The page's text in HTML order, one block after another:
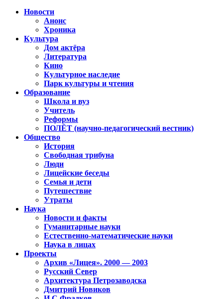
Новости
Анонс
Хроника
Культура
Дом актёра
Литература
Кино
Культурное наследие
Парк культуры и чтения
Образование
Школа и вуз
Учитель
Реформы
ПОЛЁТ (научно-педагогический вестник)
Общество
История
Свободная трибуна
Люди
Лицейские беседы
Семья и дети
Путешествие
Утраты
Наука
Новости и факты
Гуманитарные науки
Естественно-математические науки
Наука в лицах
Проекты
Архив «Лицея». 2000 — 2003
Русский Север
Архитектура Петрозаводска
Дмитрий Новиков